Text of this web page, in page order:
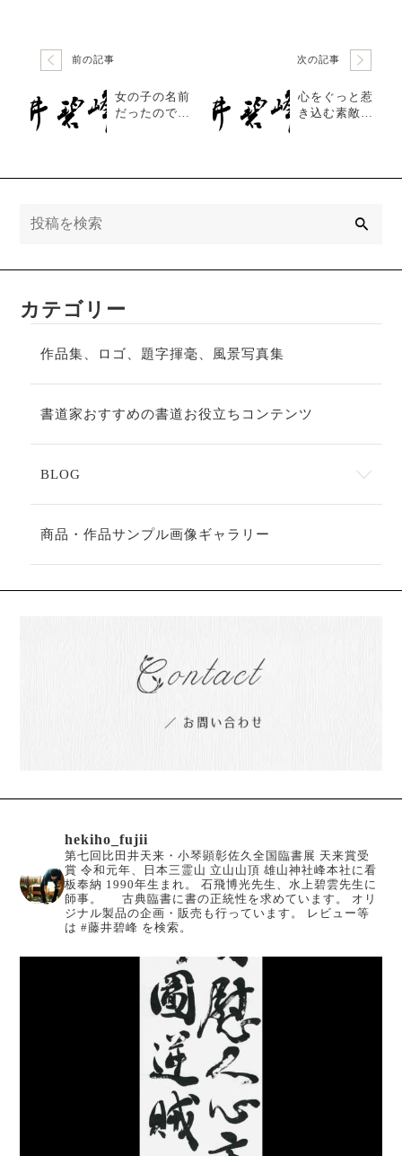
前の記事
女の子の名前
だったので柔
次の記事
心をぐっと惹
き込む素敵な
カテゴリー
作品集、ロゴ、題字揮毫、風景写真集
書道家おすすめの書道お役立ちコンテンツ
BLOG
商品・作品サンプル画像ギャラリー
hekiho_fujii
第七回比田井天来・小琴顕彰佐久全国臨書展 天来賞受
賞 令和元年、日本三霊山 立山山頂 雄山神社峰本社に看
板奉納 1990年生まれ。
石飛博光先生、水上碧雲先生に
師事。
古典臨書に書の正統性を求めています。
オリ
ジナル製品の企画・販売も行っています。
レビュー等
は #藤井碧峰 を検索。